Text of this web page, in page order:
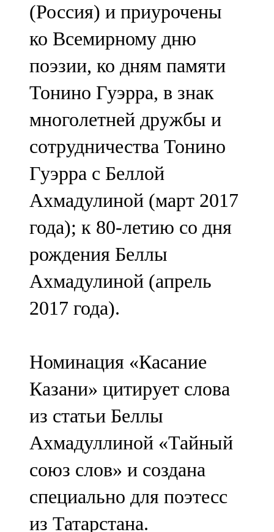
(Россия) и приурочены
ко Всемирному дню
поэзии, ко дням памяти
Тонино Гуэрра, в знак
многолетней дружбы и
сотрудничества Тонино
Гуэрра с Беллой
Ахмадулиной (март 2017
года); к 80-летию со дня
рождения Беллы
Ахмадулиной (апрель
2017 года).
Номинация «Касание
Казани» цитирует слова
из статьи Беллы
Ахмадуллиной «Тайный
союз слов» и создана
специально для поэтесс
из Татарстана.